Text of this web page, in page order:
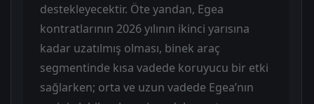
destekleyecektir. Öte yandan, Egea
kontratlarının 2026 yılının ikinci yarısına
kadar uzatılmış olması, binek araç
segmentinde kısa vadede koruyucu bir etki
sağlarken; orta ve uzun vadede Egea’nın